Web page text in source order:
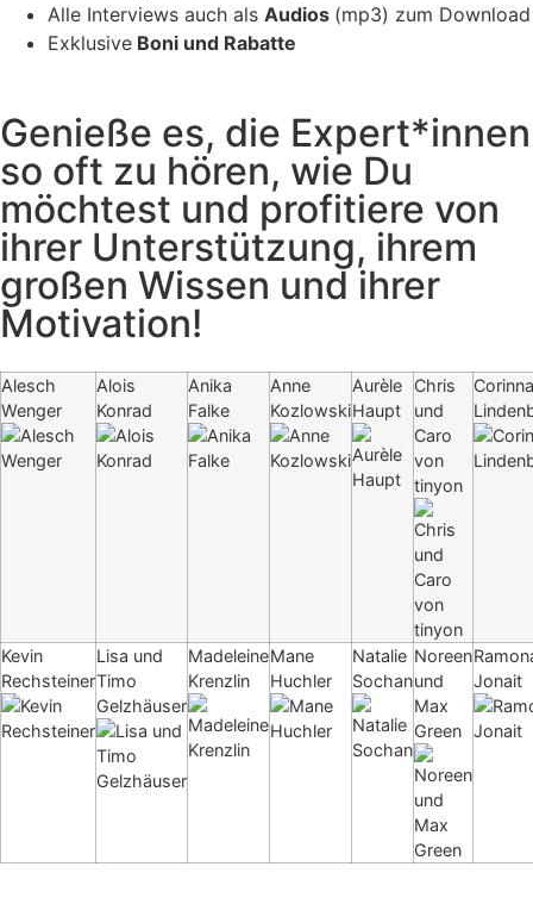
Alle Interviews auch als Audios (mp3) zum Download
Exklusive Boni und Rabatte
Genieße es, die Expert*innen
so oft zu hören, wie Du
möchtest und profitiere von
ihrer Unterstützung, ihrem
großen Wissen und ihrer
Motivation!
Alesch
Wenger
Alois
Konrad
Anika
Falke
Anne
Kozlowski
Aurèle
Haupt
Chris
und
Caro
von
tinyon
Corinna
Kevin
Rechsteiner
Lisa und
Timo
Gelzhäuser
Madeleine
Krenzlin
Mane
Huchler
Natalie
Sochan
Noreen
und
Max
Green
Jonait